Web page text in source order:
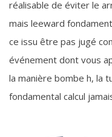
réalisable de éviter le
mais leeward
ce issu être pas jugé
événement dont vous
la manière bombe h, la
fondamental calcul